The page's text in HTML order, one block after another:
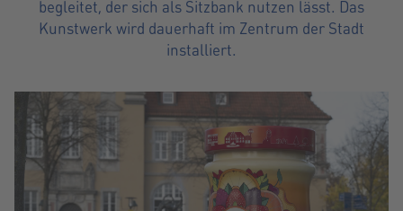
begleitet, der sich als Sitzbank nutzen lässt. Das
Kunstwerk wird dauerhaft im Zentrum der Stadt
installiert.